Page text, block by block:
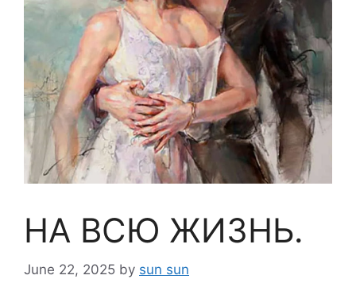
НА ВСЮ ЖИЗНЬ.
June 22, 2025 by sun sun